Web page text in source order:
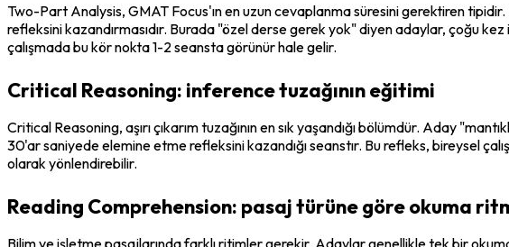
Two-Part Analysis, GMAT Focus'ın en uzun cevaplanma süresini gerektiren
refleksini kazandırmasıdır. Burada "özel derse gerek yok" diyen adaylar, çoğu
çalışmada bu kör nokta 1-2 seansta görünür hale gelir.
Critical Reasoning: inference tuzağının eğitimi
Critical Reasoning, aşırı çıkarım tuzağının en sık yaşandığı bölümdür. Aday
30'ar saniyede elemine etme refleksini kazandığı seanstır. Bu refleks, bireysel
olarak yönlendirebilir.
Reading Comprehension: pasaj türüne göre okuma
Bilim ve işletme pasajlarında farklı ritimler gerekir. Adaylar genellikle tek bir